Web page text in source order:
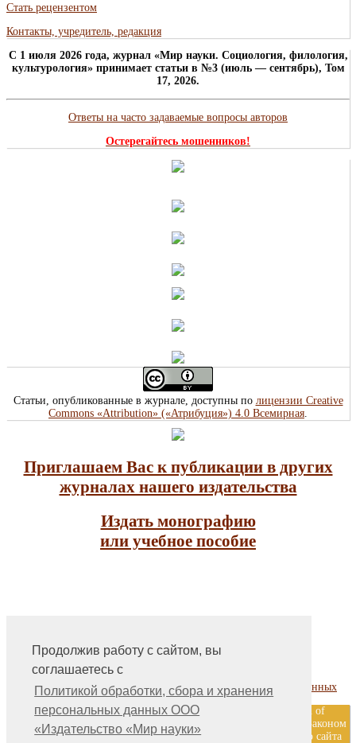
Продолжив работу с сайтом, вы
соглашаетесь с
Политикой обработки, сбора и хранения
персональных данных ООО
«Издательство «Мир науки»
Стать рецензентом
Контакты, учредитель, редакция
C 1 июля 2026 года, журнал «Мир науки. Социология, филология,
культурология» принимает статьи в №3 (июль — сентябрь), Том
17, 2026.
Ответы на часто задаваемые вопросы авторов
Остерегайтесь мошенников!
Статьи, опубликованные в журнале, доступны по лицензии Creative
Commons «Attribution» («Атрибуция») 4.0 Всемирная
Приглашаем Вас к публикации в других
журналах нашего издательства
Издать монографию
или учебное пособие
Контакты, учредитель, редакция
Политика обработки, сбора и хранения персональных данных
ООО «Издательство «Мир науки» \ «Publishing company «World of
science», LLC Материалы, размещенные на сайте, охраняются Законом
о защите авторских прав. Публикация любых материалов этого сайта